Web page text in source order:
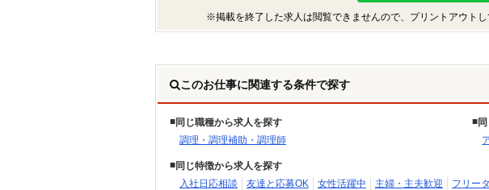
※掲載を終了した求人は閲覧できませんので、プリントアウトし
このお仕事に関連する条件で探す
同じ職種から求人を探す
調理・調理補助・調理師
同じ特徴から求人を探す
入社日応相談
友達と応募OK 女性活躍中 主婦・主夫歓迎 フリー